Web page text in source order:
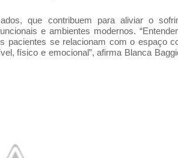
que contribuem para aliviar o
e ambientes modernos.
pacientes se relacionam com o espaço
físico e emocional”, afirma Blanca